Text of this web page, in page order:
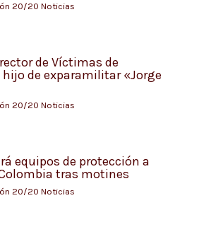
20/20 Noticias
de Víctimas de
de exparamilitar «Jorge
20/20 Noticias
equipos de protección a
tras motines
20/20 Noticias